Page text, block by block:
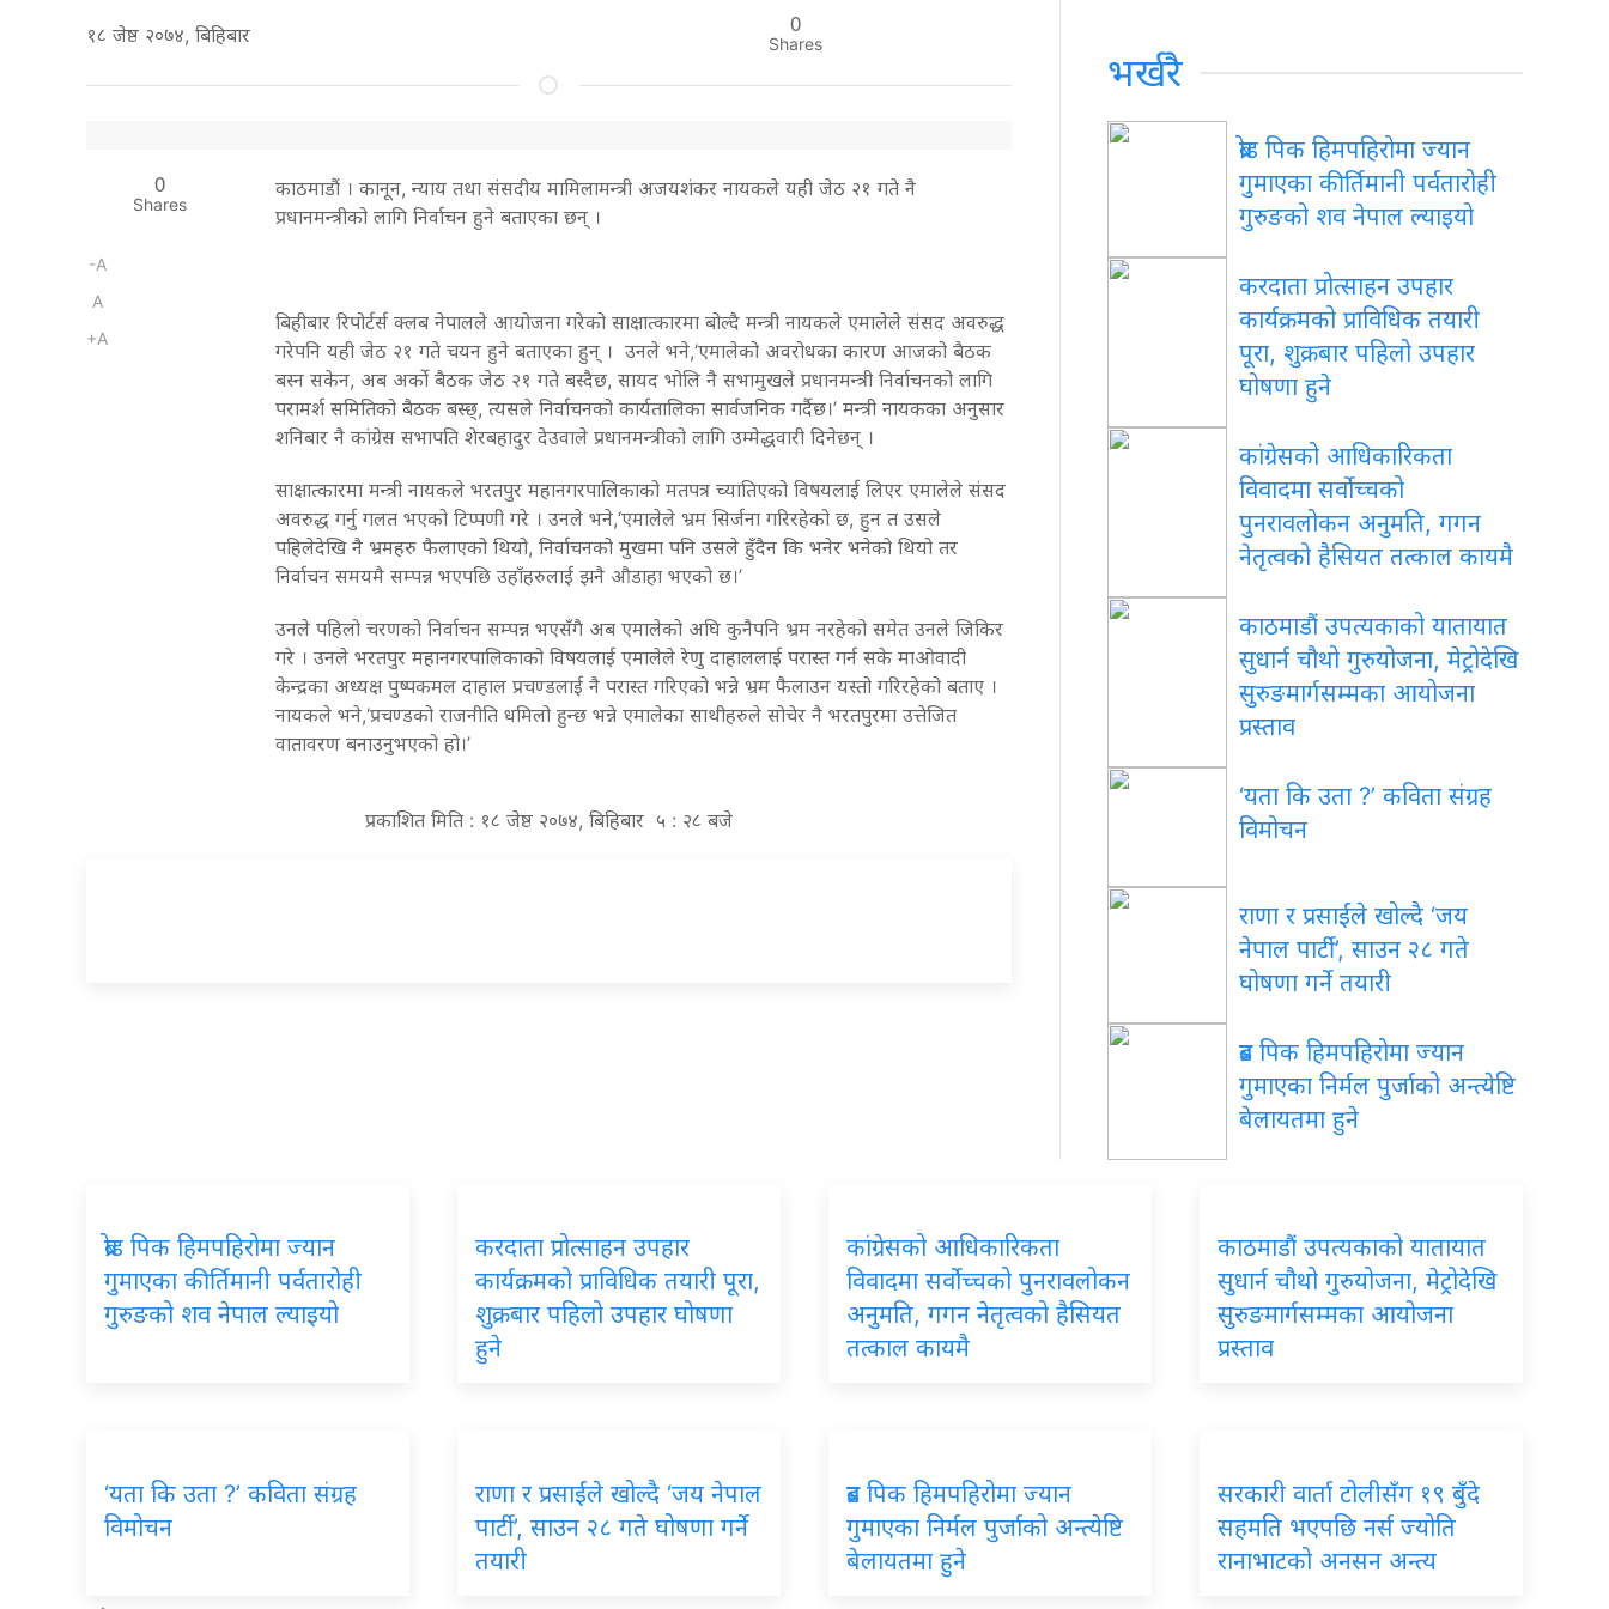
१८ जेष्ठ २०७४, बिहिबार 0
Shares
0
Shares
-A
A
+A
काठमाडौं । कानून, न्याय तथा संसदीय मामिलामन्त्री अजयशंकर नायकले यही जेठ २१ गते नै
प्रधानमन्त्रीको लागि निर्वाचन हुने बताएका छन् ।
बिहीबार रिपोर्टर्स क्लब नेपालले आयोजना गरेको साक्षात्कारमा बोल्दै मन्त्री नायकले एमालेले संसद अवरुद्ध
गरेपनि यही जेठ २१ गते चयन हुने बताएका हुन् । उनले भने,‘एमालेको अवरोधका कारण आजको बैठक
बस्न सकेन, अब अर्को बैठक जेठ २१ गते बस्दैछ, सायद भोलि नै सभामुखले प्रधानमन्त्री निर्वाचनको लागि
परामर्श समितिको बैठक बस्छ्, त्यसले निर्वाचनको कार्यतालिका सार्वजनिक गर्दैछ।’ मन्त्री नायकका अनुसार
शनिबार नै कांग्रेस सभापति शेरबहादुर देउवाले प्रधानमन्त्रीको लागि उम्मेद्धवारी दिनेछन् ।
साक्षात्कारमा मन्त्री नायकले भरतपुर महानगरपालिकाको मतपत्र च्यातिएको विषयलाई लिएर एमालेले संसद
अवरुद्ध गर्नु गलत भएको टिप्पणी गरे । उनले भने,‘एमालेले भ्रम सिर्जना गरिरहेको छ, हुन त उसले
पहिलेदेखि नै भ्रमहरु फैलाएको थियो, निर्वाचनको मुखमा पनि उसले हुँदैन कि भनेर भनेको थियो तर
निर्वाचन समयमै सम्पन्न भएपछि उहाँहरुलाई झनै औडाहा भएको छ।’
उनले पहिलो चरणको निर्वाचन सम्पन्न भएसँगै अब एमालेको अघि कुनैपनि भ्रम नरहेको समेत उनले जिकिर
गरे । उनले भरतपुर महानगरपालिकाको विषयलाई एमालेले रेणु दाहाललाई परास्त गर्न सके माओवादी
केन्द्रका अध्यक्ष पुष्पकमल दाहाल प्रचण्डलाई नै परास्त गरिएको भन्ने भ्रम फैलाउन यस्तो गरिरहेको बताए ।
नायकले भने,‘प्रचण्डको राजनीति धमिलो हुन्छ भन्ने एमालेका साथीहरुले सोचेर नै भरतपुरमा उत्तेजित
वातावरण बनाउनुभएको हो।’
प्रकाशित मिति : १८ जेष्ठ २०७४, बिहिबार ५ : २८ बजे
भर्खरै
ब्रोड पिक हिमपहिरोमा ज्यान
गुमाएका कीर्तिमानी पर्वतारोही
गुरुङको शव नेपाल ल्याइयो
करदाता प्रोत्साहन उपहार
कार्यक्रमको प्राविधिक तयारी
पूरा, शुक्रबार पहिलो उपहार
घोषणा हुने
कांग्रेसको आधिकारिकता
विवादमा सर्वोच्चको
पुनरावलोकन अनुमति, गगन
नेतृत्वको हैसियत तत्काल कायमै
काठमाडौं उपत्यकाको यातायात
सुधार्न चौथो गुरुयोजना, मेट्रोदेखि
सुरुङमार्गसम्मका आयोजना
प्रस्ताव
‘यता कि उता ?’ कविता संग्रह
विमोचन
राणा र प्रसाईंले खोल्दै ‘जय
नेपाल पार्टी’, साउन २८ गते
घोषणा गर्ने तयारी
ब्रड पिक हिमपहिरोमा ज्यान
गुमाएका निर्मल पुर्जाको अन्त्येष्टि
बेलायतमा हुने
ब्रोड पिक हिमपहिरोमा ज्यान
गुमाएका कीर्तिमानी पर्वतारोही
गुरुङको शव नेपाल ल्याइयो
करदाता प्रोत्साहन उपहार
कार्यक्रमको प्राविधिक तयारी पूरा,
शुक्रबार पहिलो उपहार घोषणा
हुने
कांग्रेसको आधिकारिकता
विवादमा सर्वोच्चको पुनरावलोकन
अनुमति, गगन नेतृत्वको हैसियत
तत्काल कायमै
काठमाडौं उपत्यकाको यातायात
सुधार्न चौथो गुरुयोजना, मेट्रोदेखि
सुरुङमार्गसम्मका आयोजना
प्रस्ताव
‘यता कि उता ?’ कविता संग्रह
विमोचन
राणा र प्रसाईंले खोल्दै ‘जय नेपाल
पार्टी’, साउन २८ गते घोषणा गर्ने
तयारी
ब्रड पिक हिमपहिरोमा ज्यान
गुमाएका निर्मल पुर्जाको अन्त्येष्टि
बेलायतमा हुने
सरकारी वार्ता टोलीसँग १९ बुँदे
सहमति भएपछि नर्स ज्योति
रानाभाटको अनसन अन्त्य